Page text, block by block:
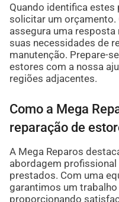
Quando identifica
solicitar um orçamento.
assegura uma resposta
suas necessidades de
manutenção. Prepare-
estores com a nossa
regiões adjacentes.
Como a Mega
reparação de
A Mega Reparos
abordagem
prestados. Com uma
garantimos um trabalho
proporcionando